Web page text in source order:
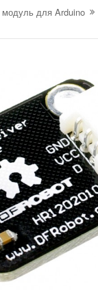
для Arduino